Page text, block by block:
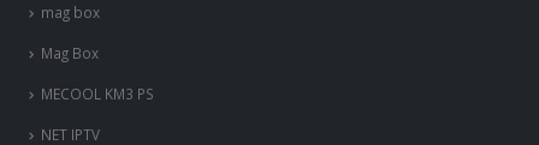
mag box
Mag Box
MECOOL KM3 PS
NET IPTV